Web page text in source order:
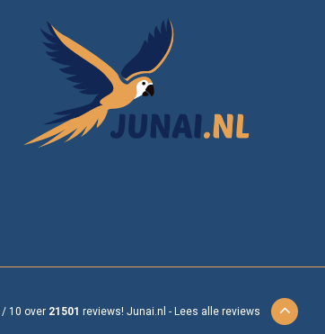
/ 10 over 21501 reviews! Junai.nl - Lees alle reviews